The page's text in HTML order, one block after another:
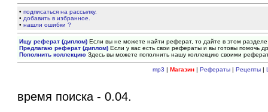
•подписаться на рассылку.
• добавить в избранное.
•нашли ошибки ?
Ищу реферат (диплом) Если вы не можете найти реферат, то дайте в этом
Предлагаю реферат (диплом) Если у вас есть свои рефераты и вы готовы помочь
Пополнить коллекцию Здесь вы можете пополнить нашу коллекцию своими
mp3 | Магазин| Рефераты| Рецепты|
время поиска - 0.04.